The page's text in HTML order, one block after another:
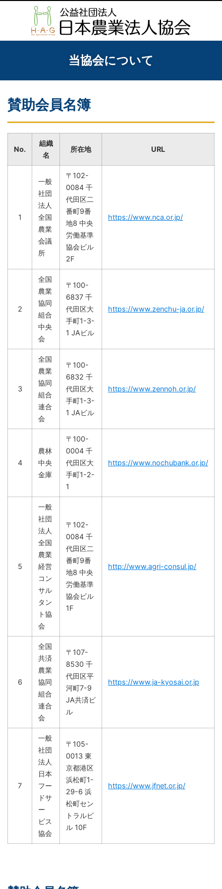
当協会について
賛助会員名簿
No.
組織
名
所在地 URL
1
一般
社団
法人
全国
農業
会議
所
〒102-
0084 千
代田区二
番町9番
地8 中央
労働基準
協会ビル
2F
https://www.nca.or.jp/
2
全国
農業
協同
組合
中央
会
〒100-
6837 千
代田区大
手町1-3-
1 JAビル
https://www.zenchu-ja.or.jp/
3
全国
農業
協同
組合
連合
会
〒100-
6832 千
代田区大
手町1-3-
1 JAビル
https://www.zennoh.or.jp/
4
農林
中央
金庫
〒100-
0004 千
代田区大
手町1-2-
1
https://www.nochubank.or.jp/
5
一般
社団
法人
全国
農業
経営
コン
サル
タン
ト協
会
〒102-
0084 千
代田区二
番町9番
地8 中央
労働基準
協会ビル
1F
http://www.agri-consul.jp/
6
全国
共済
農業
協同
組合
連合
会
〒107-
8530 千
代田区平
河町7-9
JA共済ビ
ル
https://www.ja-kyosai.or.jp
7
一般
社団
法人
日本
フー
ドサ
ー
ビス
協会
〒105-
0013 東
京都港区
浜松町1-
29-6 浜
松町セン
トラルビ
ル 10F
https://www.jfnet.or.jp/